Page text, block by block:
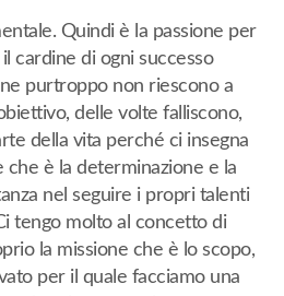
Quindi è la passione per
cardine di ogni successo
purtroppo non riescono a
delle volte falliscono,
della vita perché ci insegna
è la determinazione e la
nel seguire i propri talenti
tengo molto al concetto di
la missione che è lo scopo,
per il quale facciamo una